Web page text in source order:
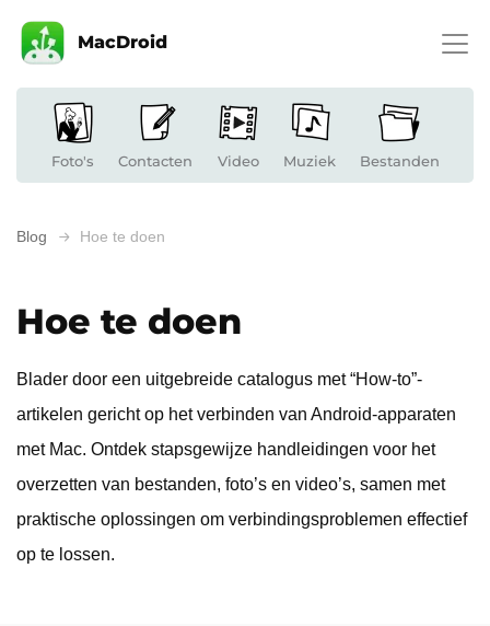
MacDroid
Foto's Contacten Video Muziek Bestanden
Blog Hoe te doen
Hoe te doen
Blader door een uitgebreide catalogus met “How-to”-
artikelen gericht op het verbinden van Android-apparaten
met Mac. Ontdek stapsgewijze handleidingen voor het
overzetten van bestanden, foto’s en video’s, samen met
praktische oplossingen om verbindingsproblemen effectief
op te lossen.